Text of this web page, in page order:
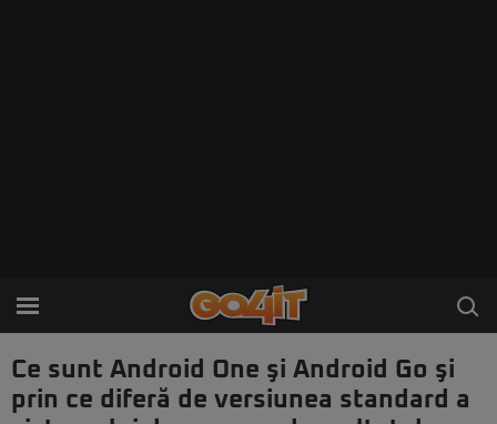
Ce sunt Android One şi Android Go şi
prin ce diferă de versiunea standard a